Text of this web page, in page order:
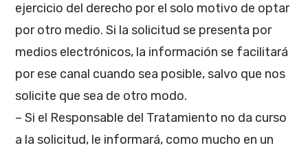
ejercicio del derecho por el solo motivo de optar
por otro medio. Si la solicitud se presenta por
medios electrónicos, la información se facilitará
por ese canal cuando sea posible, salvo que nos
solicite que sea de otro modo.
– Si el Responsable del Tratamiento no da curso
a la solicitud, le informará, como mucho en un